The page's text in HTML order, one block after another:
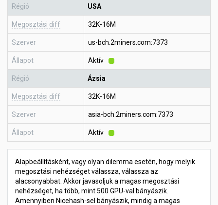
Régió USA
Megosztási diff 32K-16M
Szerver us-bch.2miners.com:7373
Állapot Aktív
Régió Ázsia
Megosztási diff 32K-16M
Szerver asia-bch.2miners.com:7373
Állapot Aktív
Alapbeállításként, vagy olyan dilemma esetén, hogy melyik
megosztási nehézséget válassza, válassza az
alacsonyabbat. Akkor javasoljuk a magas megosztási
nehézséget, ha több, mint 500 GPU-val bányászik.
Amennyiben Nicehash-sel bányászik, mindig a magas